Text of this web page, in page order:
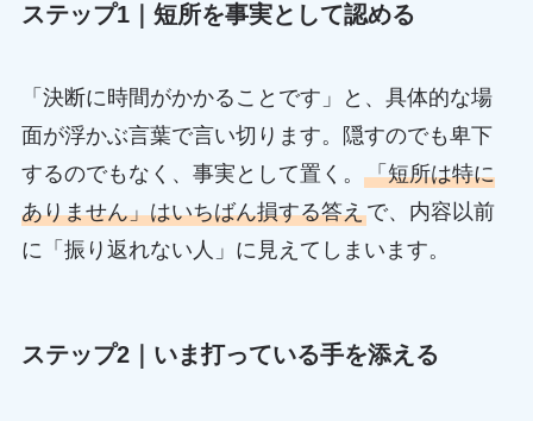
ステップ1｜短所を事実として認める
「決断に時間がかかることです」と、具体的な場
面が浮かぶ言葉で言い切ります。隠すのでも卑下
するのでもなく、事実として置く。 「短所は特に
ありません」はいちばん損する答えで、内容以前
に「振り返れない人」に見えてしまいます。
ステップ2｜いま打っている手を添える